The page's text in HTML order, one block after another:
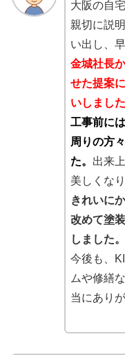
大阪の自
親切に説
い出し、
金城社長
せた提案
いしました
工事前に
周りの方
た。 出来
美しくな
きれいに
改めて塗
しました。
今後も、
ムや修繕
当にあり